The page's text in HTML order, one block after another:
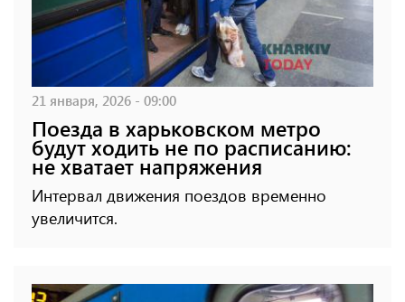
21 января, 2026 - 09:00
Поезда в харьковском метро
будут ходить не по расписанию:
не хватает напряжения
Интервал движения поездов временно
увеличится.